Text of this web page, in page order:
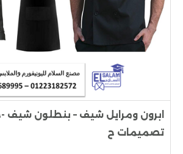
ابرون ومرايل شيف – بنطلون
تصميمات ح